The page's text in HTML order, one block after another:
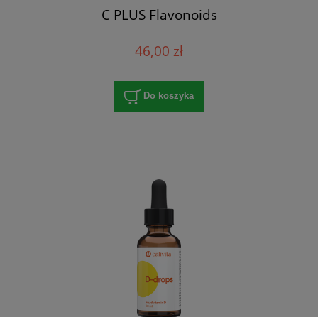
C PLUS Flavonoids
46,00 zł
Do koszyka